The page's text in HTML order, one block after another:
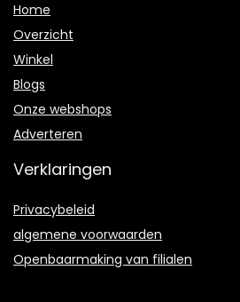
Home
Overzicht
Winkel
Blogs
Onze webshops
Adverteren
Verklaringen
Privacybeleid
algemene voorwaarden
Openbaarmaking van filialen